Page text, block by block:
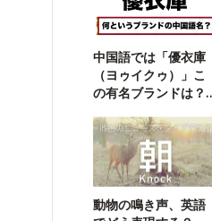
中国語では「優衣庫
（ヨゥイクゥ）」こ
の有名ブランドは？
動物の鳴き声、英語